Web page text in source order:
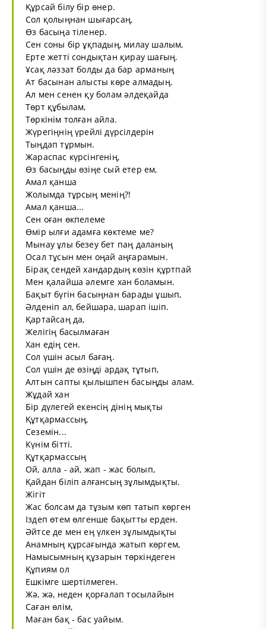
Құрсай білу бір өнер.
Сол қолыңнан шығарсаң,
Өз басыңа тіленер.
Сен соны бір ұқпадың, милау шалым,
Ерте жетті сондықтан қирау шағың.
Ұсақ ләззат болды да бар арманың
Ат басынан алысты көре алмадың.
Ал мен сенен қу болам әлдеқайда
Төрт құбылам,
Төркінім толған айла.
Жүрегіңнің үрейлі дүрсілдерін
Тыңдап тұрмын.
Жараспас күрсінгенің,
Өз басыңды өзіңе сый етер ем,
Амал қанша
Жолымда тұрсың менің?!
Амал қанша...
Сен оған өкпелеме
Өмір ылғи адамға көктеме ме?
Мынау ұлы безеу бет паң даланың
Осал тұсын мен оңай аңғарамын.
Бірақ сендей хандардың көзін құртпай
Мен қалайша әлемге хан боламын.
Бақыт бүгін басыңнан барады ұшып,
Әлденіп ал, бейшара, шарап ішіп.
Қартайсаң да,
Желігің басылмаған
Хан едің сен.
Сол үшін асыл бағаң.
Сол үшін де өзіңді ардақ тұтып,
Алтын сапты қылышпен басыңды алам.
Жұдай хан
Бір дүлегей екенсің дінің мықты
Құтқармассың,
Сеземін...
Күнім бітті.
Құтқармассың
Ой, алла - ай, жап - жас болып,
Қайдан біліп алғансың зұлымдықты.
Жігіт
Жас болсам да тұзым көп татып көрген
Іздеп өтем өлгенше бақытты ерден.
Әйтсе де мен ең үлкен зұлымдықты
Анамның құрсағында жатып көргем,
Намысымның құзарын төркіндеген
Құпиям ол
Ешкімге шертілмеген.
Жә, жә, неден қорғалап тосылайын
Саған өлім,
Маған бақ - бас уайым.